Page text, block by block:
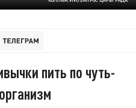
пить по чуть-